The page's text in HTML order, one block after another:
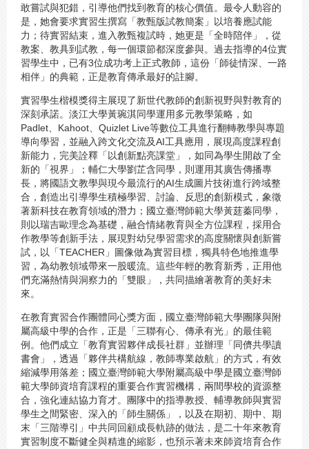
敢嘗試與犯錯，引導他們找到教育的核心價值。最令人動容的
是，她會要求實習生撰寫「教甄版試教簡案」以培養應試能
力；待實習結束，進入教甄複試時，她更是「全時陪伴」，從
教案、教具到試教，每一個環節都深度參與。過去指導的4位實
習學生中，已有3位成功考上正式教師，這份「師徒情深、一路
相伴」的典範，正是教育傳承最好的註腳。
實習學生楷模獎得主展現了新世代教師的創新視野與對教育的
深刻承諾。淡江大學黃琬淇同學運用多元教學策略，如
Padlet、Kahoot、Quizlet Live等數位工具進行翻轉教學與專題
導向學習，並融入跨文化交流及AI工具應用，展現高度課程創
新能力，完美詮釋「以創新點亮課堂」，如同為學生開啟了全
新的「視界」；輔仁大學劉芷含同學，則運用其廣告傳播專
長，將國語文教學與現今最流行的AI生成圖片技術進行跨域整
合，創造出引導學生積極學習、討論、反思的創新模式，象徵
著新科技在教育領域的潛力；國立臺灣師範大學黃莛蓁同學，
則以瑞吉歐理念為基礎，融合情緒教育與全方位課程，採用合
作教學等創新手法，展現對幼兒學習需求的高度關懷與創新嘗
試，以「TEACHER」圖像做為實習目標，獨具特色地推進學
習，為幼教領域帶來一股暖流。這些年輕的教育新秀，正用他
們充滿熱情與洞察力的「雙眼」，共同描繪著教育的美好未
來。
在教育實習合作團體同心獎方面，國立臺灣師範大學團隊與附
屬高級中學的合作，正是「三聯有心、傳承有光」的最佳範
例。他們成立「教育實習夥伴成長社群」並辦理「同儕共學讀
書會」，透過「夥伴共構航線，教師專業啟航」的方式，有效
縮減學用落差；國立臺灣師範大學附屬高級中學是國立臺灣師
範大學師資培育課程的重要合作實習機構，兩間學校的資源整
合，強化連結協力育才。團隊中的指導教授、輔導教師與實習
學生之間緊密、深入的「師生關係」，以及在期初、期中、期
末「三階導引」中共同回顧成長軌跡的做法，是二十年來教育
實習制度不斷健全與精進的縮影，也預示著未來師資培育合作